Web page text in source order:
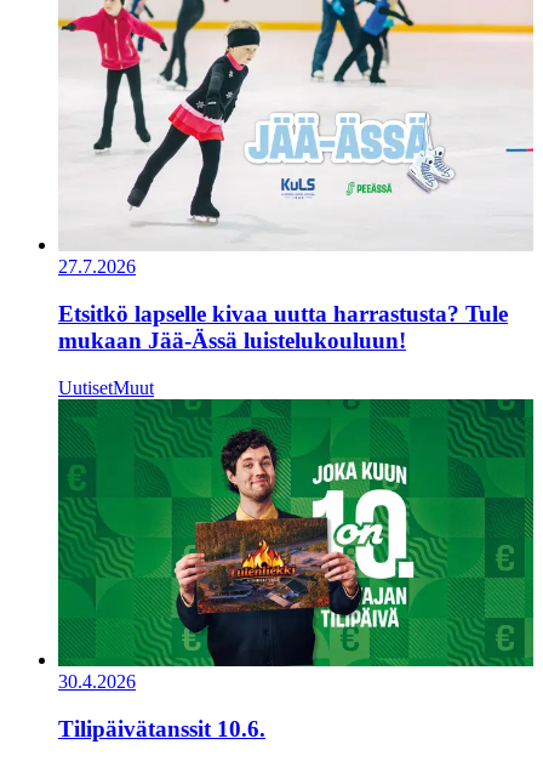
27.7.2026
Etsitkö lapselle kivaa uutta harrastusta? Tule
mukaan Jää-Ässä luistelukouluun!
UutisetMuut
30.4.2026
Tilipäivätanssit 10.6.